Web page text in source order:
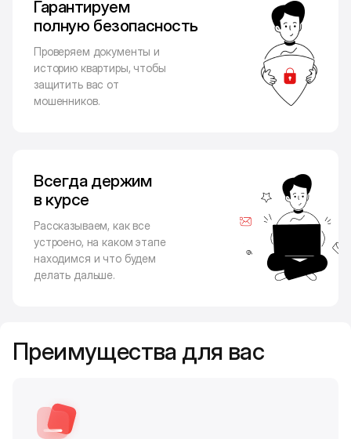
Гарантируем
полную безопасность
Проверяем документы и
историю квартиры, чтобы
защитить вас от
мошенников.
Всегда держим
в курсе
Рассказываем, как все
устроено, на каком этапе
находимся и что будем
делать дальше.
Преимущества для вас